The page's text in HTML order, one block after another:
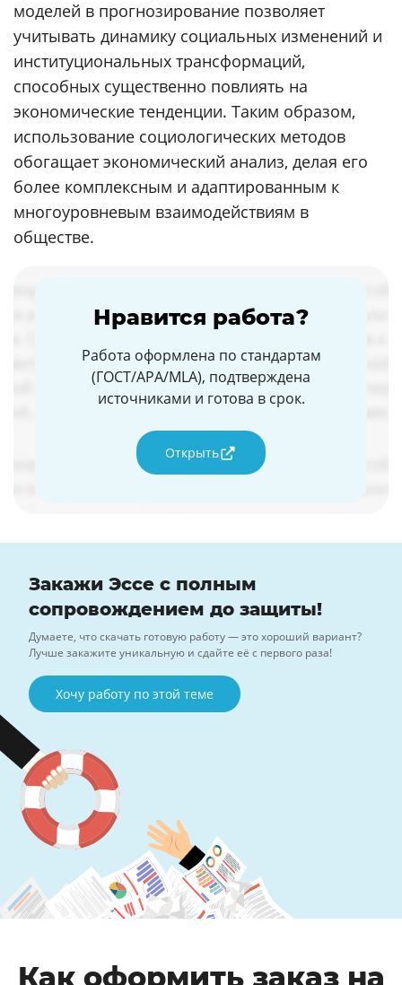
моделей в прогнозирование позволяет
учитывать динамику социальных изменений и
институциональных трансформаций,
способных существенно повлиять на
экономические тенденции. Таким образом,
использование социологических методов
обогащает экономический анализ, делая его
более комплексным и адаптированным к
многоуровневым взаимодействиям в
обществе.
Нравится работа?
Работа оформлена по стандартам
(ГОСТ/APA/MLA), подтверждена
источниками и готова в срок.
Открыть
Закажи Эссе с полным
сопровождением до защиты!
Думаете, что скачать готовую работу — это хороший вариант?
Лучше закажите уникальную и сдайте её с первого раза!
Хочу работу по этой теме
Как оформить заказ на